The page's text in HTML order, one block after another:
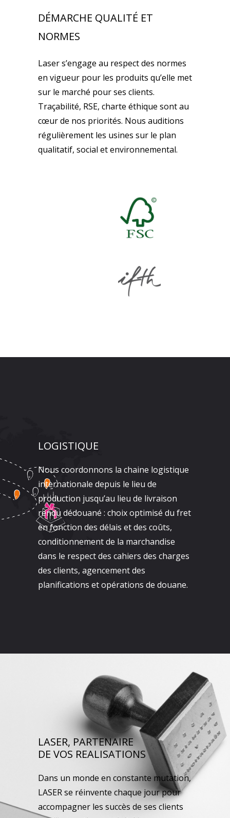
DÉMARCHE QUALITÉ ET
NORMES
Laser s’engage au respect des normes
en vigueur pour les produits qu’elle met
sur le marché pour ses clients.
Traçabilité, RSE, charte éthique sont au
cœur de nos priorités. Nous auditions
régulièrement les usines sur le plan
qualitatif, social et environnemental.
LOGISTIQUE
Nous coordonnons la chaine logistique
internationale depuis le lieu de
production jusqu’au lieu de livraison
rendu dédouané : choix optimisé du fret
en fonction des délais et des coûts,
conditionnement de la marchandise
dans le respect des cahiers des charges
des clients, agencement des
planifications et opérations de douane.
LASER, PARTENAIRE
DE VOS REALISATIONS
Dans un monde en constante mutation,
LASER se réinvente chaque jour pour
accompagner les succès de ses clients